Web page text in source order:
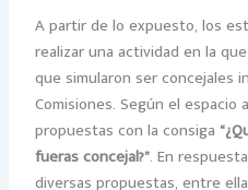
A partir de lo expuesto, los
realizar una actividad en la
que simularon ser concejales
Comisiones. Según el espacio
propuestas con la consiga
fueras concejal?”. En
diversas propuestas, entre